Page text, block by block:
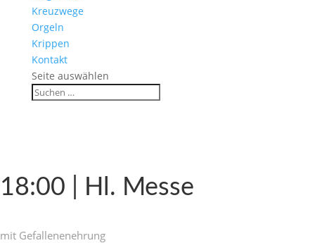
Kreuz­wege
Orgeln
Krippen
Kontakt
Seite auswählen
18:00 | Hl. Messe
mit Gefal­le­nen­eh­rung